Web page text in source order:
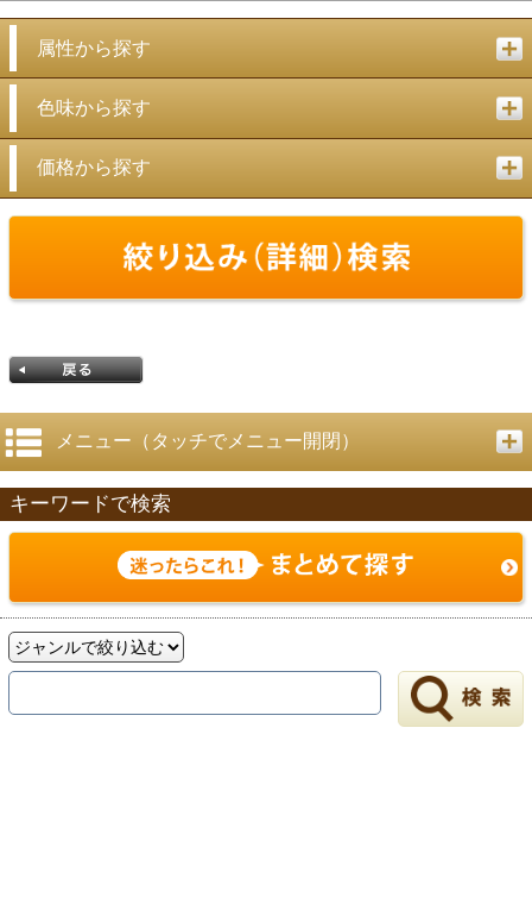
属性から探す
色味から探す
価格から探す
戻る
メニュー（タッチでメニュー開閉）
キーワードで検索